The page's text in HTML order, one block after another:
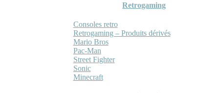
Retrogaming
Consoles retro
Retrogaming – Produits dérivés
Mario Bros
Pac-Man
Street Fighter
Sonic
Minecraft